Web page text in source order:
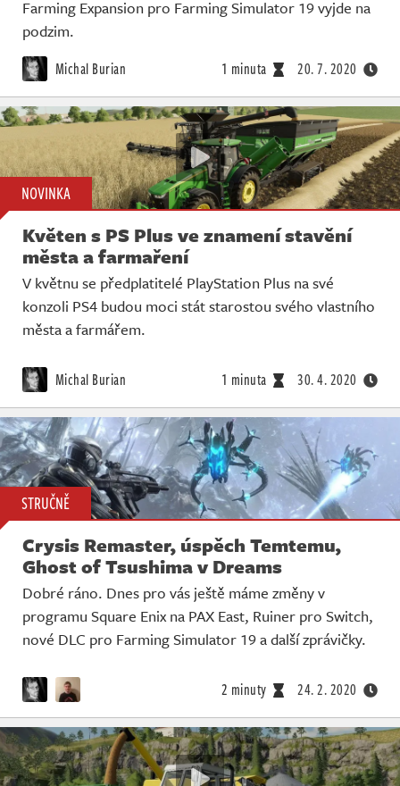
Farming Expansion pro Farming Simulator 19 vyjde na
podzim.
Michal Burian 1 minuta 20. 7. 2020
NOVINKA
Květen s PS Plus ve znamení stavění
města a farmaření
V květnu se předplatitelé PlayStation Plus na své
konzoli PS4 budou moci stát starostou svého vlastního
města a farmářem.
Michal Burian 1 minuta 30. 4. 2020
STRUČNĚ
Crysis Remaster, úspěch Temtemu,
Ghost of Tsushima v Dreams
Dobré ráno. Dnes pro vás ještě máme změny v
programu Square Enix na PAX East, Ruiner pro Switch,
nové DLC pro Farming Simulator 19 a další zprávičky.
2 minuty 24. 2. 2020